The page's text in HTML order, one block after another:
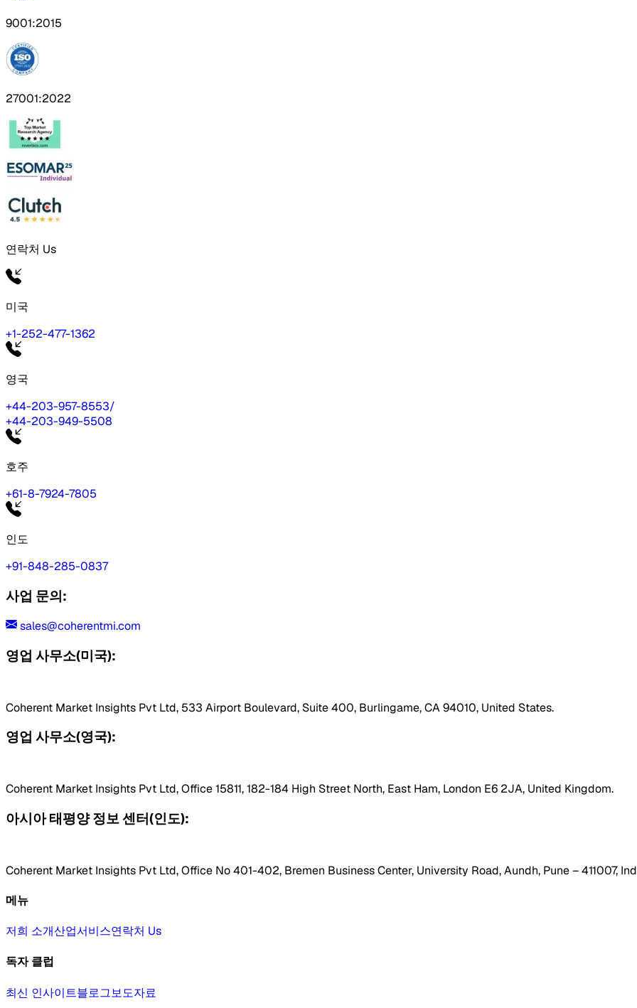
9001:2015
27001:2022
연락처 Us
미국
+1-252-477-1362
영국
+44-203-957-8553/
+44-203-949-5508
호주
+61-8-7924-7805
인도
+91-848-285-0837
사업 문의:
sales@coherentmi.com
영업 사무소(미국):
Coherent Market Insights Pvt Ltd, 533 Airport Boulevard, Suite 400, Burlingame, CA 94010, United States.
영업 사무소(영국):
Coherent Market Insights Pvt Ltd, Office 15811, 182-184 High Street North, East Ham, London E6 2JA, United Kingdom.
아시아 태평양 정보 센터(인도):
Coherent Market Insights Pvt Ltd, Office No 401-402, Bremen Business Center, University Road, Aundh, Pune – 411007,
메뉴
저희 소개산업서비스연락처 Us
독자 클럽
최신 인사이트블로그보도자료